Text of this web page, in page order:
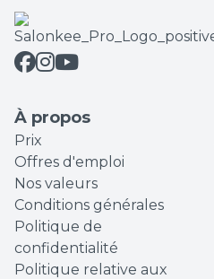
À propos
Prix
Offres d'emploi
Nos valeurs
Conditions générales
Politique de
confidentialité
Politique relative aux